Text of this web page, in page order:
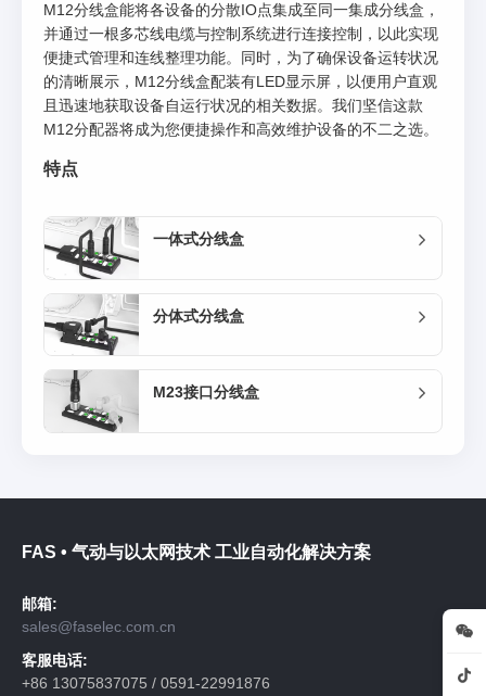
M12分线盒能将各设备的分散IO点集成至同一集成分线盒，
并通过一根多芯线电缆与控制系统进行连接控制，以此实现
便捷式管理和连线整理功能。同时，为了确保设备运转状况
的清晰展示，M12分线盒配装有LED显示屏，以便用户直观
且迅速地获取设备自运行状况的相关数据。我们坚信这款
M12分配器将成为您便捷操作和高效维护设备的不二之选。
特点
一体式分线盒
分体式分线盒
M23接口分线盒
FAS • 气动与以太网技术 工业自动化解决方案
邮箱:
sales@faselec.com.cn
客服电话:
+86 13075837075 / 0591-22991876